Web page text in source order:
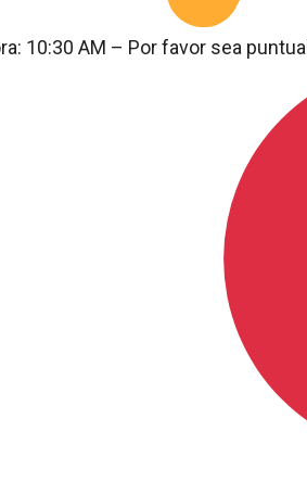
10:30 AM – Por favor sea puntual